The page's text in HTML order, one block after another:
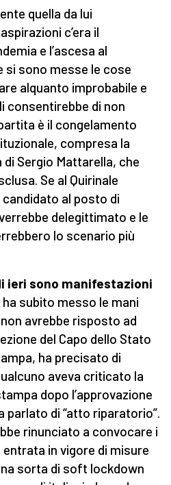
quella da lui
c’era il
e l’ascesa al
si sono messe le cose
alquanto improbabile e
consentirebbe di non
è il congelamento
compresa la
Sergio Mattarella, che
Se al Quirinale
al posto di
delegittimato e le
lo scenario più
ieri sono manifestazioni
ha subito messo le mani
avrebbe risposto ad
del Capo dello Stato
ha precisato di
aveva criticato la
dopo l’approvazione
parlato di “atto riparatorio”.
rinunciato a convocare i
in vigore di misure
sorta di soft lockdown